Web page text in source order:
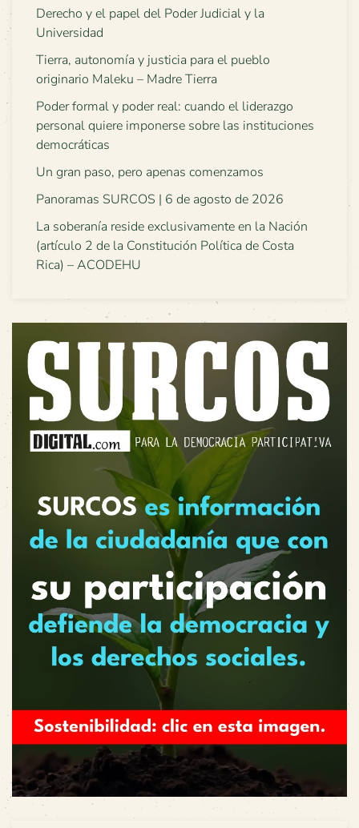
Derecho y el papel del Poder Judicial y la
Universidad
Tierra, autonomía y justicia para el pueblo
originario Maleku – Madre Tierra
Poder formal y poder real: cuando el liderazgo
personal quiere imponerse sobre las instituciones
democráticas
Un gran paso, pero apenas comenzamos
Panoramas SURCOS | 6 de agosto de 2026
La soberanía reside exclusivamente en la Nación
(artículo 2 de la Constitución Política de Costa
Rica) – ACODEHU